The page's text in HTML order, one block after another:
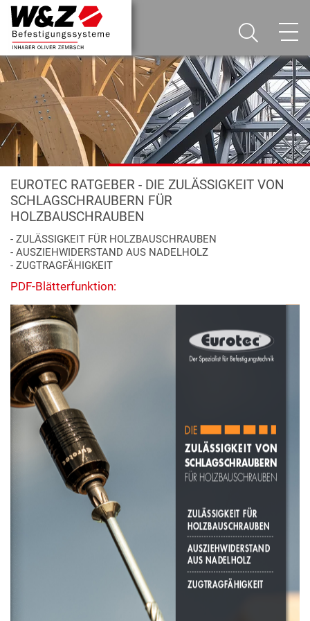
EUROTEC RATGEBER - DIE ZULÄSSIGKEIT VON
SCHLAGSCHRAUBERN FÜR
HOLZBAUSCHRAUBEN
- ZULÄSSIGKEIT FÜR HOLZBAUSCHRAUBEN
- AUSZIEHWIDERSTAND AUS NADELHOLZ
- ZUGTRAGFÄHIGKEIT
PDF-Blätterfunktion: